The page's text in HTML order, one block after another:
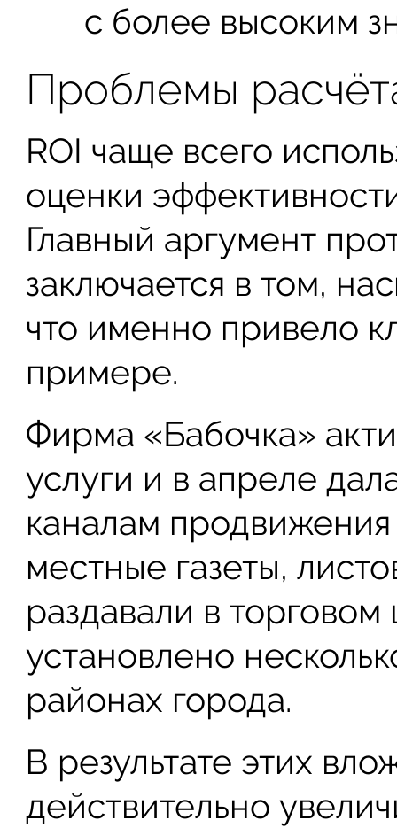
с более высоким
Проблемы
ROI чаще всего
оценки
Главный аргумент
заключается в том,
что именно привело
примере.
Фирма «Бабочка»
услуги и в апреле
каналам
местные газеты,
раздавали в
установлено
районах города.
В результате этих
действительно